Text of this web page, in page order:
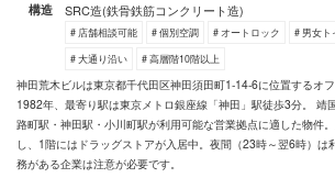
構造 SRC造(鉄骨鉄筋コンクリート造)
# 店舗相談可能 # 個別空調 # オートロック # 男女ト
# 大通り沿い
# 高層階10階以上
神田荒木ビルは東京都千代田区神田須田町1-14-6に位置するオ
1982年、最寄り駅は東京メトロ銀座線「神田」駅徒歩3分。 靖
路町駅・神田駅・小川町駅が利用可能な営業拠点に適した物件
し、1階にはドラッグストアが入居中。夜間（23時～翌6時）は
務がある企業は注意が必要です。